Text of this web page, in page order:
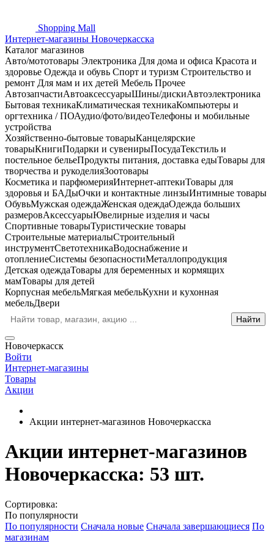
Shopping Mall
Интернет-магазины Новочеркасска
Каталог магазинов
Авто/мототовары Электроника Для дома и офиса Красота и
здоровье Одежда и обувь Спорт и туризм Строительство и
ремонт Для мам и их детей Мебель Прочее
АвтозапчастиАвтоаксессуарыШины/дискиАвтоэлектроника
Бытовая техникаКлиматическая техникаКомпьютеры и
оргтехника / ПОАудио/фото/видеоТелефоны и мобильные
устройства
Хозяйственно-бытовые товарыКанцелярские
товарыКнигиПодарки и сувенирыПосудаТекстиль и
постельное бельеПродукты питания, доставка едыТовары для
творчества и рукоделияЗоотовары
Косметика и парфюмерияИнтернет-аптекиТовары для
здоровья и БАДыОчки и контактные линзыИнтимные товары
ОбувьМужская одеждаЖенская одеждаОдежда больших
размеровАксессуарыЮвелирные изделия и часы
Спортивные товарыТуристические товары
Строительные материалыСтроительный
инструментСветотехникаВодоснабжение и
отоплениеСистемы безопасностиМеталлопродукция
Детская одеждаТовары для беременных и кормящих
мамТовары для детей
Корпусная мебельМягкая мебельКухни и кухонная
мебельДвери
Новочеркасск
Войти
Интернет-магазины
Товары
Акции
Акции интернет-магазинов Новочеркасска
Акции интернет-магазинов
Новочеркасска: 53 шт.
Сортировка:
По популярности
По популярности Сначала новые Сначала завершающиеся По
магазинам